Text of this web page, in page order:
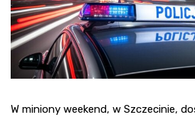
W miniony weekend, w Szczecinie,